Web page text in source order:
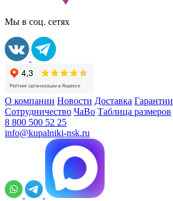
Мы в соц. сетях
О компании Новости Доставка Гарантии
Сотрудничество ЧаВо Таблица размеров
8 800 500 52 25
info@kupalniki-nsk.ru